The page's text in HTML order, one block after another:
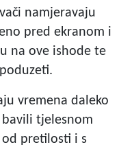
namjeravaju
pred ekranom i
na ove ishode te
vremena daleko
tjelesnom
pretilosti i s